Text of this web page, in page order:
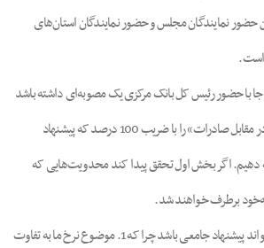
حضور نمایندگان مجلس و حضور نمایندگان استان‌های
است.
با حضور رئیس کل بانک مرکزی یک مصوبه‌ای داشته باشد
و ما موضوع بحث «واردات در مقابل صادرات» را با ضریب 100 درصد که پیشنهاد
دهیم. اگر بخش اول تحقق پیدا کند محدویت‌هایی که
برطرف خواهند شد.
راهکار پیشنهادی انجمن می‌تواند پیشنهاد جامعی باشد چرا که 1. موضوع نرخ ما به تفاوت